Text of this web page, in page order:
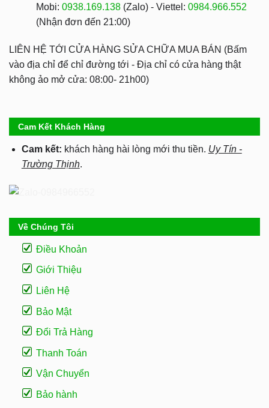
Mobi: 0938.169.138 (Zalo) - Viettel: 0984.966.552
(Nhận đơn đến 21:00)
LIÊN HỆ TỚI CỬA HÀNG SỬA CHỮA MUA BÁN (Bấm
vào địa chỉ để chỉ đường tới - Địa chỉ có cửa hàng thật
không ảo mở cửa: 08:00- 21h00)
Cam Kết Khách Hàng
Cam kết: khách hàng hài lòng mới thu tiền. Uy Tín -
Trường Thịnh.
Về Chúng Tôi
Điều Khoản
Giới Thiệu
Liên Hệ
Bảo Mật
Đổi Trả Hàng
Thanh Toán
Vận Chuyển
Bảo hành